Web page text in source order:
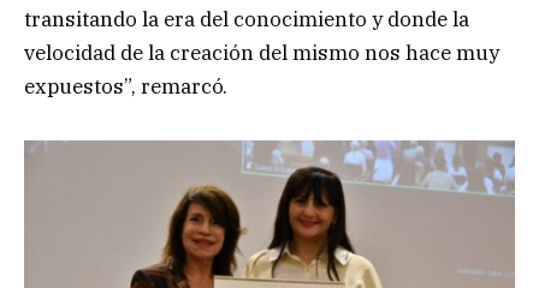
transitando la era del conocimiento y donde la
velocidad de la creación del mismo nos hace muy
expuestos”, remarcó.